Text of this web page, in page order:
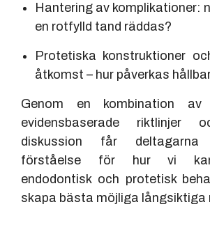
Hantering av komplikationer:
en rotfylld tand räddas?
Protetiska konstruktioner
åtkomst – hur påverkas
Genom en kombination
evidensbaserade riktlinjer
diskussion får
förståelse för hur vi
endodontisk och protetisk
skapa bästa möjliga långsiktiga